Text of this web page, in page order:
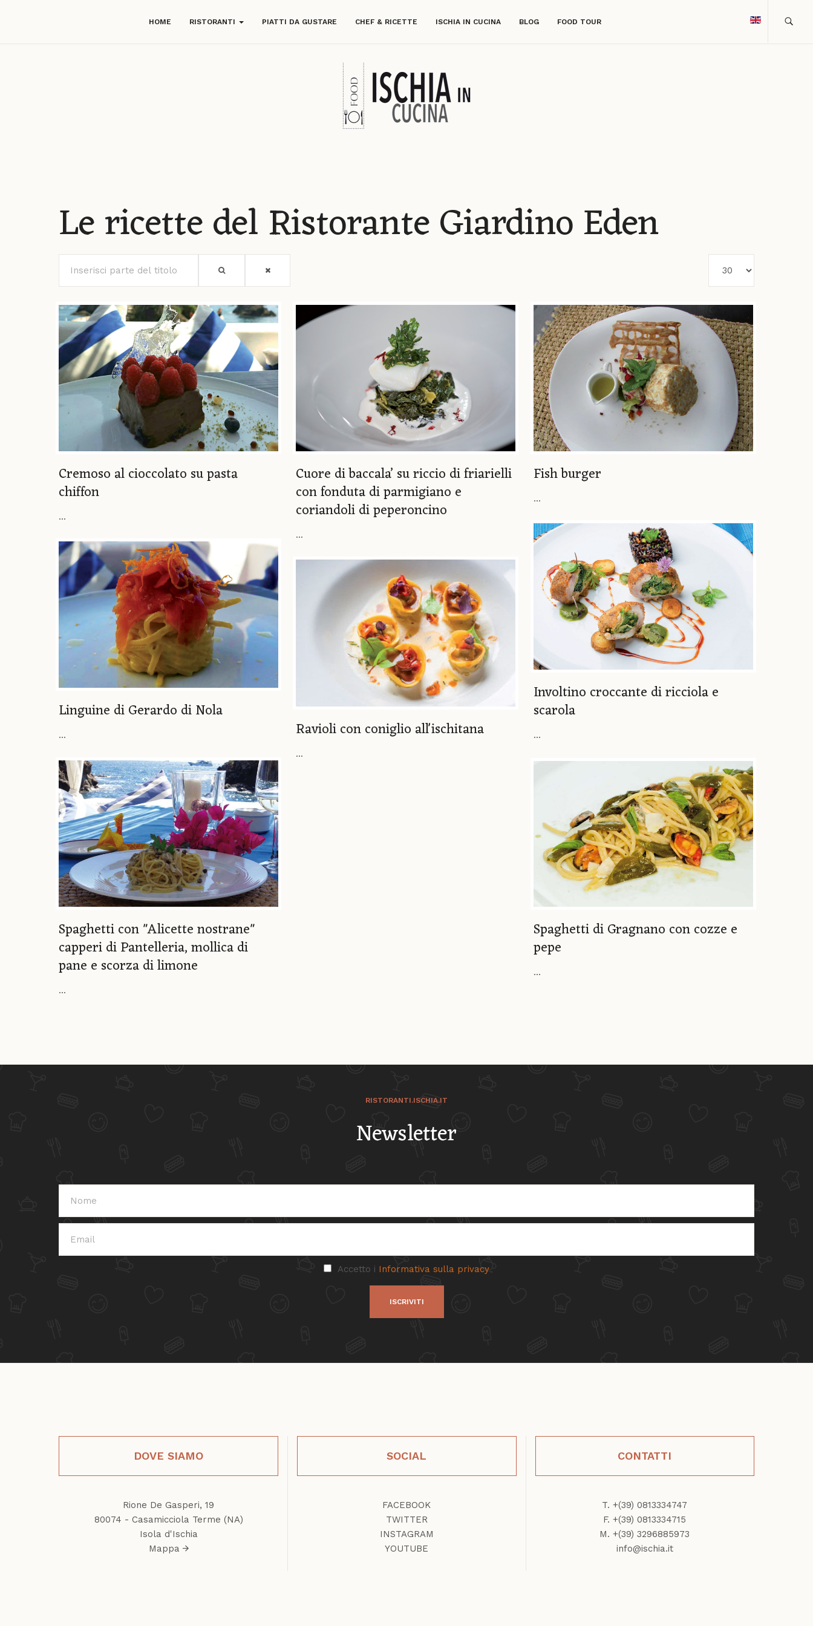
HOME RISTORANTI PIATTI DA GUSTARE CHEF & RICETTE ISCHIA IN CUCINA BLOG FOOD TOUR
Le ricette del Ristorante Giardino Eden
Cremoso al cioccolato su pasta
chiffon
...
Cuore di baccala’ su riccio di friarielli
con fonduta di parmigiano e
coriandoli di peperoncino
...
Fish burger
...
Involtino croccante di ricciola e
scarola
...
Linguine di Gerardo di Nola
... Ravioli con coniglio all'ischitana
...
Spaghetti con "Alicette nostrane"
capperi di Pantelleria, mollica di
pane e scorza di limone
...
Spaghetti di Gragnano con cozze e
pepe
...
RISTORANTI.ISCHIA.IT
Newsletter
Accetto i Informativa sulla privacy
ISCRIVITI
DOVE SIAMO
Rione De Gasperi, 19
80074 - Casamicciola Terme (NA)
Isola d'Ischia
Mappa
SOCIAL
FACEBOOK
TWITTER
INSTAGRAM
YOUTUBE
CONTATTI
T. +(39) 0813334747
F. +(39) 0813334715
M. +(39) 3296885973
info@ischia.it